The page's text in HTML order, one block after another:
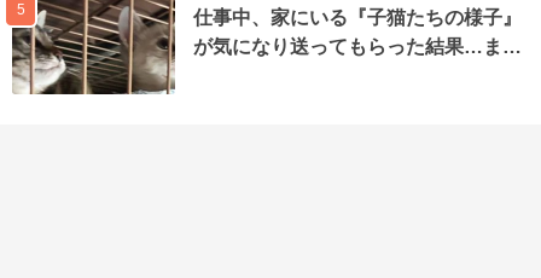
5
仕事中、家にいる『子猫たちの様子』
が気になり送ってもらった結果…ま…